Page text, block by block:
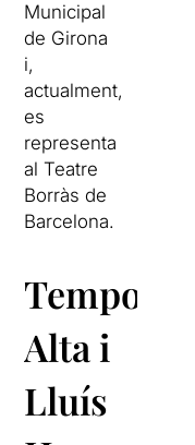
Municipal
de Girona
i,
actualment,
es
representa
al Teatre
Borràs de
Barcelona.
Temporada
Alta i
Lluís